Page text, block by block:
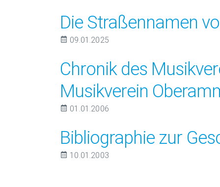
Die Straßennamen
09.01.2025
Chronik des
Musikverein
01.01.2006
Bibliographie zur
10.01.2003